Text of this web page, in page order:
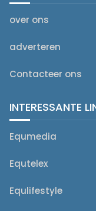
over ons
adverteren
Contacteer ons
INTERESSANTE
Equmedia
Equtelex
Equlifestyle